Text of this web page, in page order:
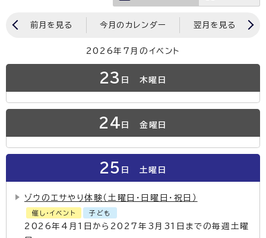
前月を見る 今月のカレンダー 翌月を見る
2026年7月のイベント
23 日 木曜日
24 日 金曜日
25 日 土曜日
ゾウのエサやり体験（土曜日・日曜日・祝日）
催し・イベント 子ども
2026年4月1日から2027年3月31日までの毎週土曜